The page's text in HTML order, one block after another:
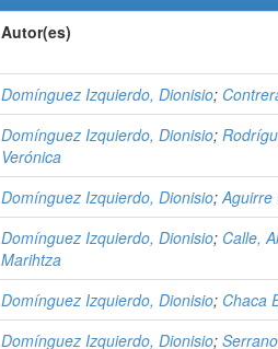
Autor(es)
Domínguez Izquierdo, Dionisio;
Domínguez Izquierdo, Dionisio;
Verónica
Domínguez Izquierdo, Dionisio;Aguirre
Domínguez Izquierdo, Dionisio; Calle,
Marihtza
Domínguez Izquierdo, Dionisio; Chaca
Domínguez Izquierdo, Dionisio;